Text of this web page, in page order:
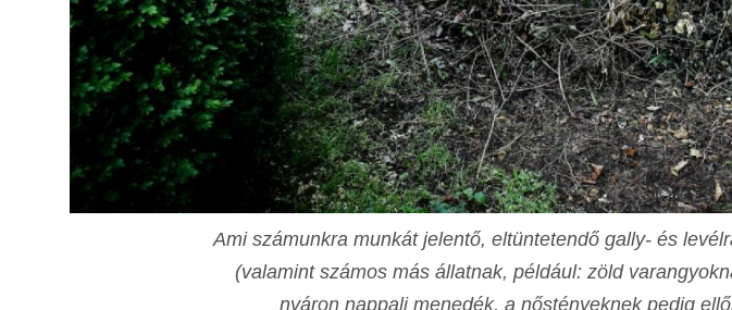
Ami számunkra munkát jelentő, eltüntetendő gally- és
(valamint számos más állatnak, például: zöld
nyáron nappali menedék, a nőstényeknek pedig